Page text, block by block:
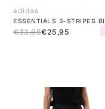
adidas
€33,95€25,95